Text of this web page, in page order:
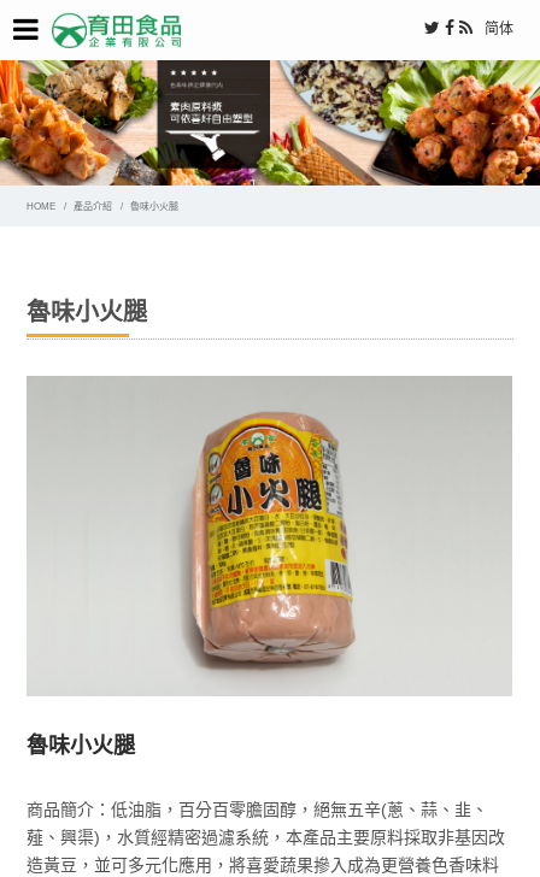
简体
HOME 產品介紹 魯味小火腿
魯味小火腿
魯味小火腿
商品簡介：低油脂，百分百零膽固醇，絕無五辛(蔥、蒜、韭、
薤、興渠)，水質經精密過濾系統，本產品主要原料採取非基因改
造黃豆，並可多元化應用，將喜愛蔬果摻入成為更營養色香味料